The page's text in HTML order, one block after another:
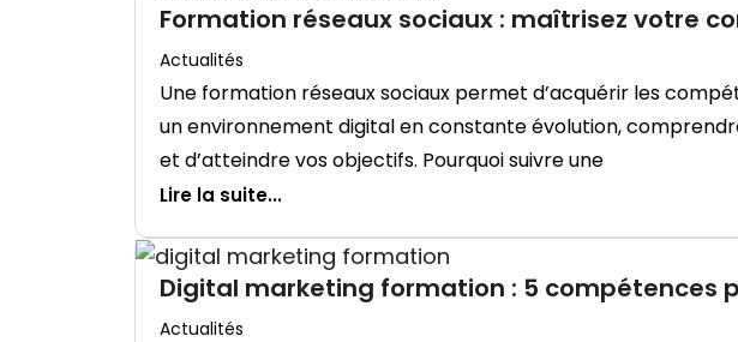
Formation réseaux sociaux : maîtrisez votre
Actualités
Une formation réseaux sociaux permet d’acquérir les
un environnement digital en constante évolution,
et d’atteindre vos objectifs. Pourquoi suivre une
Lire la suite...
Digital marketing formation : 5 compétences
Actualités